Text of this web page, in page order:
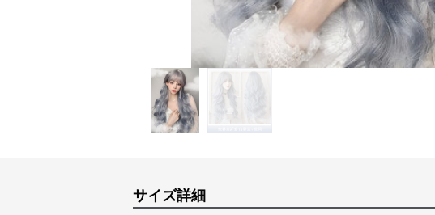
サイズ詳細